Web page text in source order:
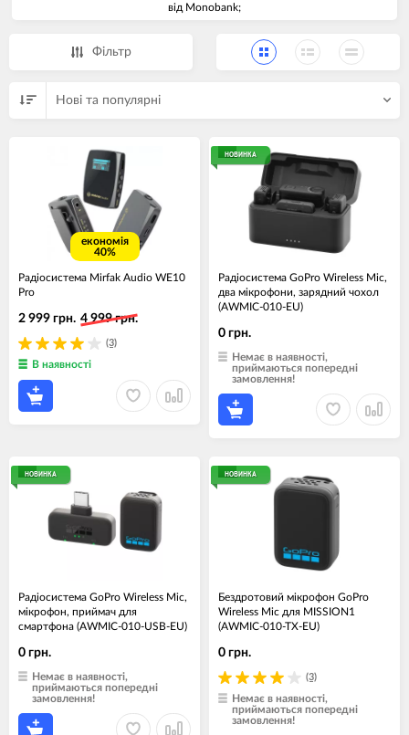
від Monobank;
Фiльтр
Нові та популярні
економія
40%
Радіосистема Mirfak Audio WE10
Pro
(3)
2 999 грн. 4 999 грн.
В наявності
НОВИНКА
Радіосистема GoPro Wireless Mic,
два мікрофони, зарядний чохол
(AWMIC-010-EU)
0 грн.
Немає в наявності,
приймаються попередні
замовлення!
НОВИНКА
Радіосистема GoPro Wireless Mic,
мікрофон, приймач для
смартфона (AWMIC-010-USB-EU)
0 грн.
Немає в наявності,
приймаються попередні
замовлення!
НОВИНКА
Бездротовий мікрофон GoPro
Wireless Mic для MISSION1
(AWMIC-010-TX-EU)
(3)
0 грн.
Немає в наявності,
приймаються попередні
замовлення!